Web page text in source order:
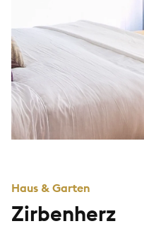
Haus & Garten
Zirbenherz